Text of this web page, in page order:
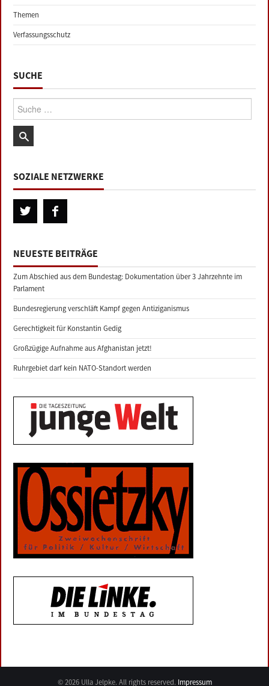
Themen
Verfassungsschutz
SUCHE
Suche:
SOZIALE NETZWERKE
NEUESTE BEITRÄGE
Zum Abschied aus dem Bundestag: Dokumentation über 3 Jahrzehnte im
Parlament
Bundesregierung verschläft Kampf gegen Antiziganismus
Gerechtigkeit für Konstantin Gedig
Großzügige Aufnahme aus Afghanistan jetzt!
Ruhrgebiet darf kein NATO-Standort werden
© 2026 Ulla Jelpke. All rights reserved. Impressum